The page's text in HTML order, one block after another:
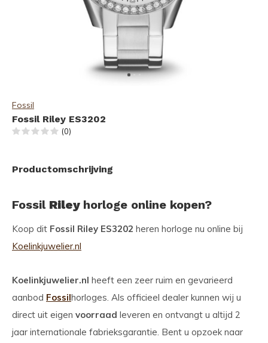
Fossil
Fossil Riley ES3202
(0)
Productomschrijving
Fossil Riley horloge online kopen?
Koop dit Fossil Riley ES3202 heren horloge nu online bij
Koelinkjuwelier.nl
Koelinkjuwelier.nl heeft een zeer ruim en gevarieerd
aanbod Fossilhorloges. Als officieel dealer kunnen wij u
direct uit eigen voorraad leveren en ontvangt u altijd 2
jaar internationale fabrieksgarantie. Bent u opzoek naar